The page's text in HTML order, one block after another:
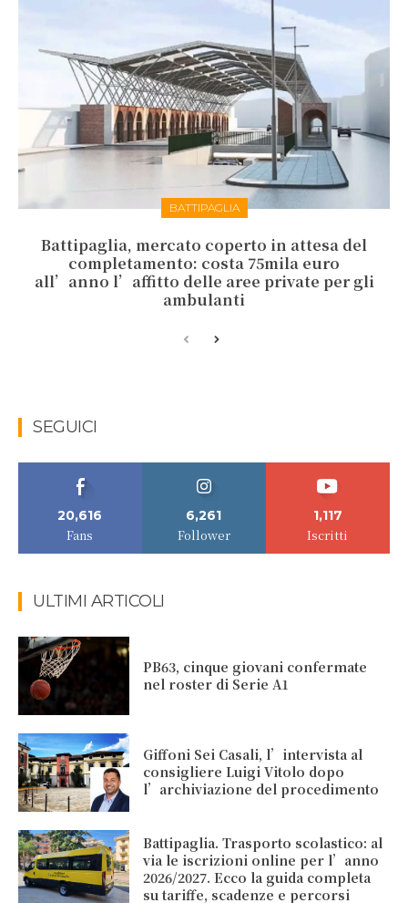
BATTIPAGLIA
Battipaglia, mercato coperto in attesa del
completamento: costa 75mila euro
all’anno l’affitto delle aree private per gli
ambulanti
SEGUICI
20,616
Fans
6,261
Follower
1,117
Iscritti
ULTIMI ARTICOLI
PB63, cinque giovani confermate
nel roster di Serie A1
Giffoni Sei Casali, l’intervista al
consigliere Luigi Vitolo dopo
l’archiviazione del procedimento
Battipaglia. Trasporto scolastico: al
via le iscrizioni online per l’anno
2026/2027. Ecco la guida completa
su tariffe, scadenze e percorsi